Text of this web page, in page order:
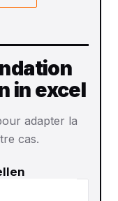
in excel
adapter la
cas.